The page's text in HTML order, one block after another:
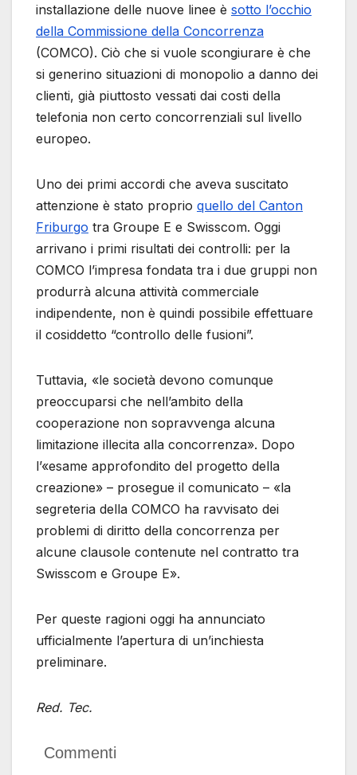
installazione delle nuove linee è sotto l’occhio
della Commissione della Concorrenza
(COMCO). Ciò che si vuole scongiurare è che
si generino situazioni di monopolio a danno dei
clienti, già piuttosto vessati dai costi della
telefonia non certo concorrenziali sul livello
europeo.
Uno dei primi accordi che aveva suscitato
attenzione è stato proprio quello del Canton
Friburgo tra Groupe E e Swisscom. Oggi
arrivano i primi risultati dei controlli: per la
COMCO l’impresa fondata tra i due gruppi non
produrrà alcuna attività commerciale
indipendente, non è quindi possibile effettuare
il cosiddetto “controllo delle fusioni”.
Tuttavia, «le società devono comunque
preoccuparsi che nell’ambito della
cooperazione non sopravvenga alcuna
limitazione illecita alla concorrenza». Dopo
l’«esame approfondito del progetto della
creazione» – prosegue il comunicato – «la
segreteria della COMCO ha ravvisato dei
problemi di diritto della concorrenza per
alcune clausole contenute nel contratto tra
Swisscom e Groupe E».
Per queste ragioni oggi ha annunciato
ufficialmente l’apertura di un’inchiesta
preliminare.
Red. Tec.
Commenti